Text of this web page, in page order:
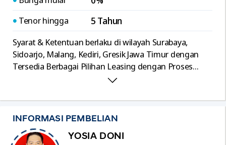
Tenor hingga 5 Tahun
Syarat & Ketentuan berlaku di wilayah Surabaya,
Sidoarjo, Malang, Kediri, Gresik Jawa Timur dengan
Tersedia Berbagai Pilihan Leasing dengan Proses
Mudah dan Cepat, serta Terima Tukar Tambah Segala
INFORMASI PEMBELIAN
YOSIA DONI